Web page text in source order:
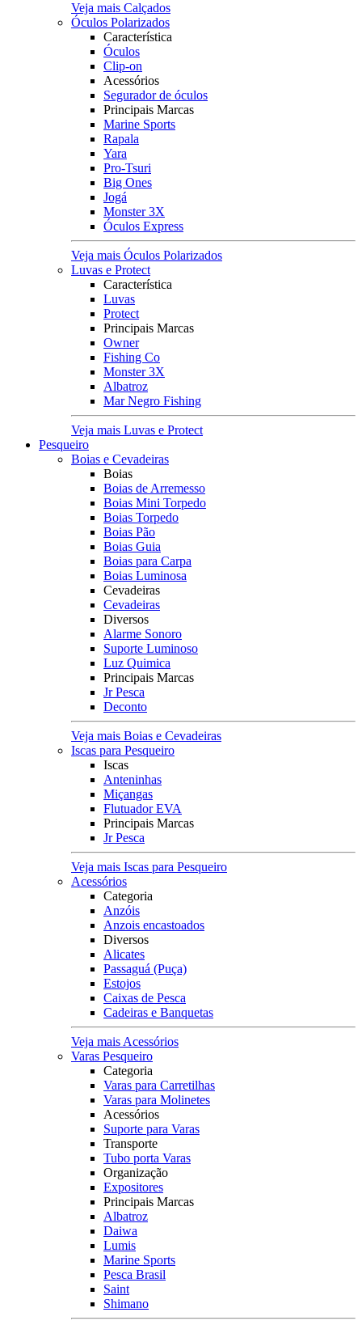
Veja mais Calçados
Óculos Polarizados
Característica
Óculos
Clip-on
Acessórios
Segurador de óculos
Principais Marcas
Marine Sports
Rapala
Yara
Pro-Tsuri
Big Ones
Jogá
Monster 3X
Óculos Express
Veja mais Óculos Polarizados
Luvas e Protect
Característica
Luvas
Protect
Principais Marcas
Owner
Fishing Co
Monster 3X
Albatroz
Mar Negro Fishing
Veja mais Luvas e Protect
Pesqueiro
Boias e Cevadeiras
Boias
Boias de Arremesso
Boias Mini Torpedo
Boias Torpedo
Boias Pão
Boias Guia
Boias para Carpa
Boias Luminosa
Cevadeiras
Cevadeiras
Diversos
Alarme Sonoro
Suporte Luminoso
Luz Quimica
Principais Marcas
Jr Pesca
Deconto
Veja mais Boias e Cevadeiras
Iscas para Pesqueiro
Iscas
Anteninhas
Miçangas
Flutuador EVA
Principais Marcas
Jr Pesca
Veja mais Iscas para Pesqueiro
Acessórios
Categoria
Anzóis
Anzois encastoados
Diversos
Alicates
Passaguá (Puça)
Estojos
Caixas de Pesca
Cadeiras e Banquetas
Veja mais Acessórios
Varas Pesqueiro
Categoria
Varas para Carretilhas
Varas para Molinetes
Acessórios
Suporte para Varas
Transporte
Tubo porta Varas
Organização
Expositores
Principais Marcas
Albatroz
Daiwa
Lumis
Marine Sports
Pesca Brasil
Saint
Shimano